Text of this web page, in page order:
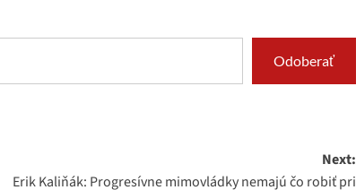
Odoberať
Next:
Erik Kaliňák: Progresívne mimovládky nemajú čo robiť pri